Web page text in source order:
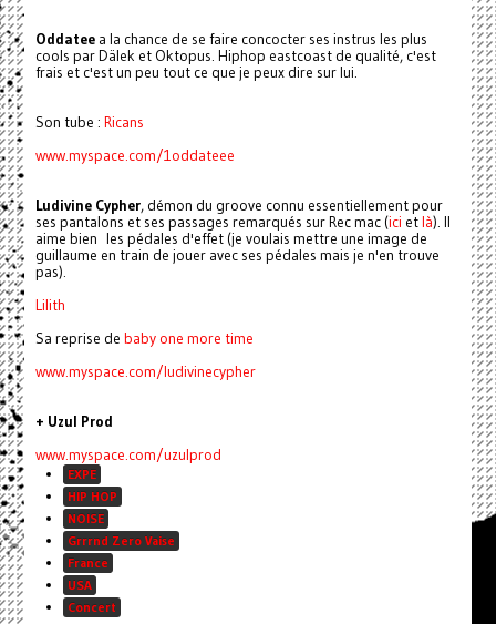
Oddateea la chance de se faire concocter ses instrus les plus
cools par Dälek et Oktopus. Hiphop eastcoast de qualité, c'est
frais et c'est un peu tout ce que je peux dire sur lui.
Son tube : Ricans
www.myspace.com/1oddateee
Ludivine Cypher, démon du groove connu essentiellement pour
ses pantalons et ses passages remarqués sur Rec mac (ici etlà). Il
aime bien les pédales d'effet (je voulais mettre une image de
guillaume en train de jouer avec ses pédales mais je n'en trouve
pas).
Lilith
Sa reprise de baby one more time
www.myspace.com/ludivinecypher
+ Uzul Prod
www.myspace.com/uzulprod
EXPE
HIP HOP
NOISE
Grrrnd Zero Vaise
France
USA
Concert